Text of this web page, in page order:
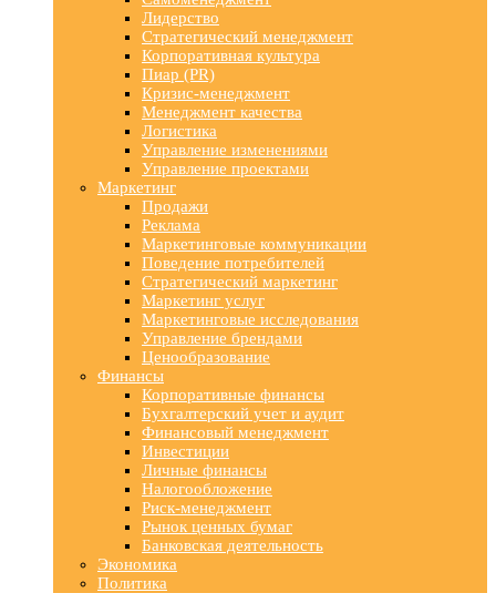
Лидерство
Стратегический менеджмент
Корпоративная культура
Пиар (PR)
Кризис-менеджмент
Менеджмент качества
Логистика
Управление изменениями
Управление проектами
Маркетинг
Продажи
Реклама
Маркетинговые коммуникации
Поведение потребителей
Стратегический маркетинг
Маркетинг услуг
Маркетинговые исследования
Управление брендами
Ценообразование
Финансы
Корпоративные финансы
Бухгалтерский учет и аудит
Финансовый менеджмент
Инвестиции
Личные финансы
Налогообложение
Риск-менеджмент
Рынок ценных бумаг
Банковская деятельность
Экономика
Политика